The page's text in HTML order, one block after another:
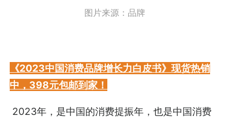
图片来源：品牌
《2023中国消费品牌增长力白皮书》现货热销
中，398元包邮到家！
2023年，是中国的消费提振年，也是中国消费